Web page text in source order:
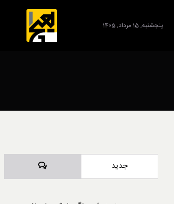
پنجشنبه, 15 مرداد, 1405
جدید دیدگاه‌ها